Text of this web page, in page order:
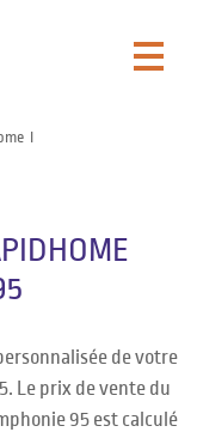
de votre
Le prix de vente du
95 est calculé